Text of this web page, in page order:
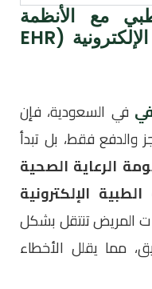
مع الأنظمة
الصحية والملفات الطبية الإلكترونية (EHR
في السعودية، فإن
والدفع فقط، بل تبدأ
الرعاية الصحية
الإلكترونية
المريض تنتقل بشكل
مما يقلل الأخطاء